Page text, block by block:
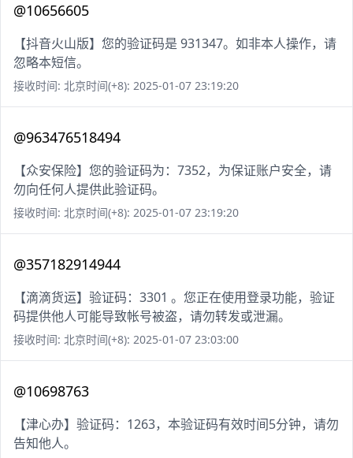
@10656605
【抖音火山版】您的验证码是 931347。如非本人操作，请
忽略本短信。
接收时间: 北京时间(+8): 2025-01-07 23:19:20
@963476518494
【众安保险】您的验证码为：7352，为保证账户安全，请
勿向任何人提供此验证码。
接收时间: 北京时间(+8): 2025-01-07 23:19:20
@357182914944
【滴滴货运】验证码：3301 。您正在使用登录功能，验证
码提供他人可能导致帐号被盗，请勿转发或泄漏。
接收时间: 北京时间(+8): 2025-01-07 23:03:00
@10698763
【津心办】验证码：1263，本验证码有效时间5分钟，请勿
告知他人。